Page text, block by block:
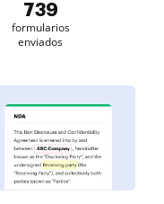
739
formularios
enviados